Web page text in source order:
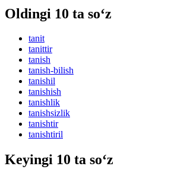
Oldingi 10 ta so‘z
tanit
tanittir
tanish
tanish-bilish
tanishil
tanishish
tanishlik
tanishsizlik
tanishtir
tanishtiril
Keyingi 10 ta so‘z